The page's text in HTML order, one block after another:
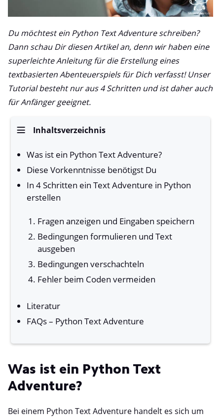
Du möchtest ein Python Text Adventure schreiben?
Dann schau Dir diesen Artikel an, denn wir haben eine
superleichte Anleitung für die Erstellung eines
textbasierten Abenteuerspiels für Dich verfasst! Unser
Tutorial besteht nur aus 4 Schritten und ist daher auch
für Anfänger geeignet.
Inhaltsverzeichnis
Was ist ein Python Text Adventure?
Diese Vorkenntnisse benötigst Du
In 4 Schritten ein Text Adventure in Python
erstellen
Fragen anzeigen und Eingaben speichern
Bedingungen formulieren und Text
ausgeben
Bedingungen verschachteln
Fehler beim Coden vermeiden
Literatur
FAQs – Python Text Adventure
Was ist ein Python Text
Adventure?
Bei einem Python Text Adventure handelt es sich um